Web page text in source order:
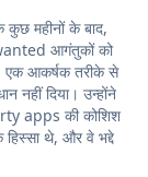
महीनों के बाद,
आगंतुकों को
एक आकर्षक तरीके से
नहीं दिया। उन्होंने
apps की कोशिश
थे, और वे भद्दे